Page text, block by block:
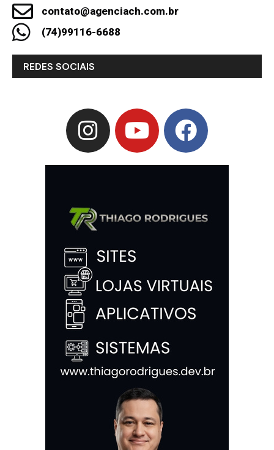
contato@agenciach.com.br
(74)99116-6688
REDES SOCIAIS